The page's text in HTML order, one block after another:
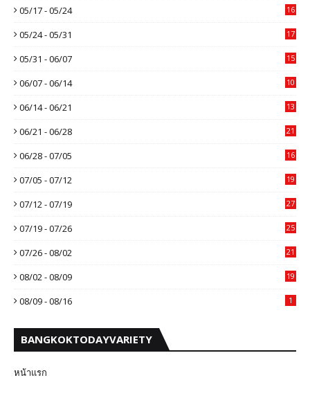
05/17 - 05/24 16
05/24 - 05/31 17
05/31 - 06/07 15
06/07 - 06/14 10
06/14 - 06/21 13
06/21 - 06/28 21
06/28 - 07/05 16
07/05 - 07/12 19
07/12 - 07/19 27
07/19 - 07/26 25
07/26 - 08/02 21
08/02 - 08/09 19
08/09 - 08/16 1
BANGKOKTODAYVARIETY
หน้าแรก